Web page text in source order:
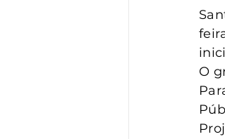
Vigilância
O